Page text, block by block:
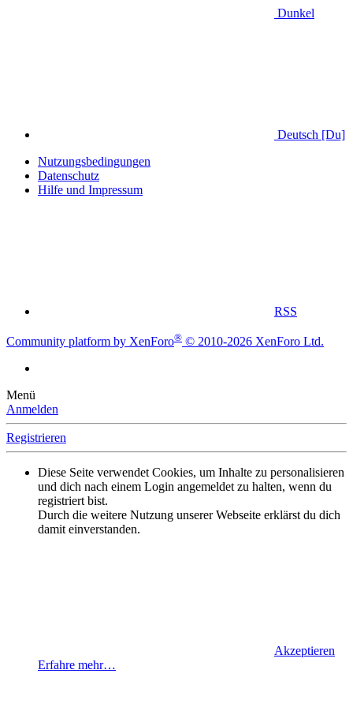
Dunkel
Deutsch [Du]
Nutzungsbedingungen
Datenschutz
Hilfe und Impressum
RSS
Community platform by XenForo® © 2010-2026 XenForo Ltd.
Menü
Anmelden
Registrieren
Diese Seite verwendet Cookies, um Inhalte zu personalisieren
und dich nach einem Login angemeldet zu halten, wenn du
registriert bist.
Durch die weitere Nutzung unserer Webseite erklärst du dich
damit einverstanden.
Akzeptieren
Erfahre mehr…